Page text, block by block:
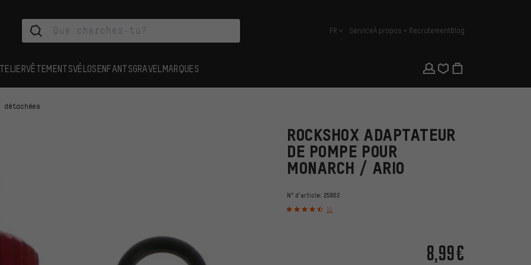
français
FR ServiceÀ propos RecrutementBlog
VÊTEMENTSVÉLOSENFANTSGRAVEL MARQUES
détachées
ROCKSHOX ADAPTATEUR
DE POMPE POUR
MONARCH / ARIO
N° d'article: 25802
11
8,99€